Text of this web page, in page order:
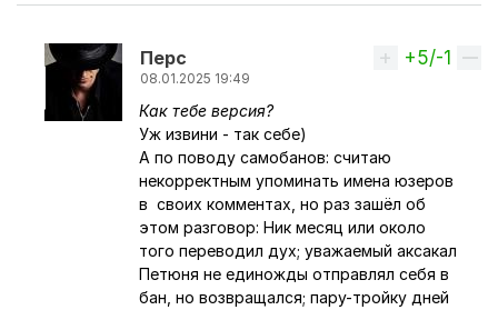
Перс
08.01.2025 19:49
Ответ на комментарий пользователя
Вверх
+5/-1
Как тебе версия?
Уж извини - так себе)
А по поводу самобанов: считаю
некорректным упоминать имена юзеров
в своих комментах, но раз зашёл об
этом разговор: Ник месяц или около
того переводил дух; уважаемый аксакал
Петюня не единожды отправлял себя в
бан, но возвращался; пару-тройку дней